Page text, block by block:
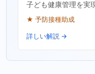
子ども健康管理を実
★ 予防接種助成
詳しい解説 →